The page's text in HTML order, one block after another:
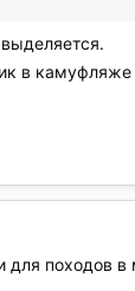
в
для походов в